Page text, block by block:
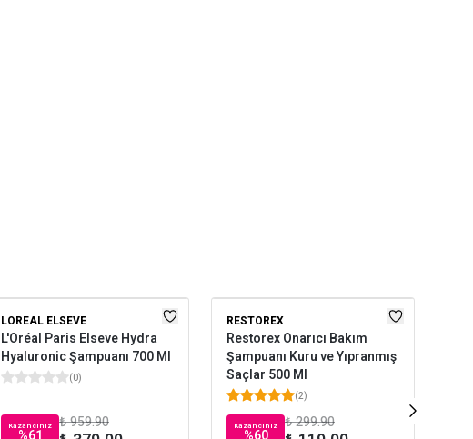
LOREAL ELSEVE
L'Oréal Paris Elseve Hydra
Hyaluronic Şampuanı 700 Ml
(0)
Kazancınız ₺ 959.90
RESTOREX
Restorex Onarıcı Bakım
Şampuanı Kuru ve Yıpranmış
Saçlar 500 Ml
(2)
Kazancınız ₺ 299.90